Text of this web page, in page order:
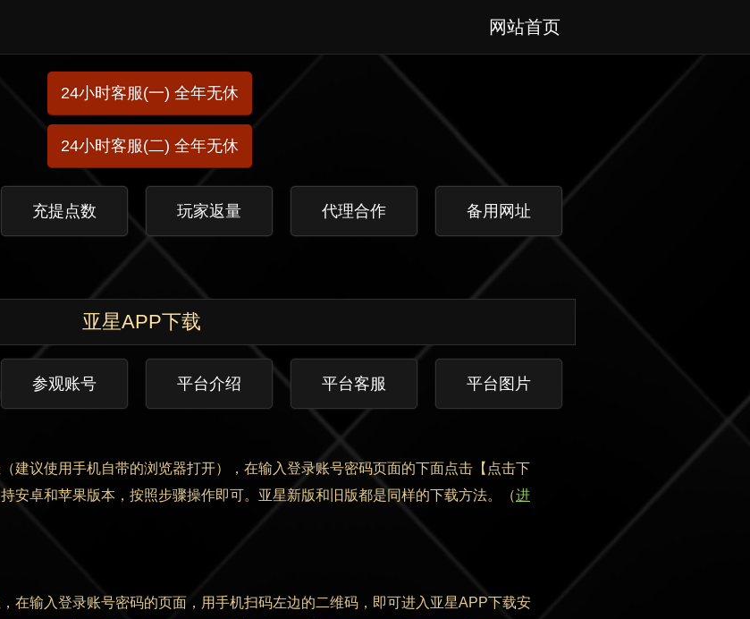
网站首页
24小时客服(一) 全年无休
24小时客服(二) 全年无休
充提点数 玩家返量 代理合作 备用网址
亚星APP下载
参观账号 平台介绍 平台客服 平台图片
建议使用手机自带的浏览器打开），在输入登录账号密码页面的下面点击【点击下
安卓和苹果版本，按照步骤操作即可。亚星新版和旧版都是同样的下载方法。（进
在输入登录账号密码的页面，用手机扫码左边的二维码，即可进入亚星APP下载安